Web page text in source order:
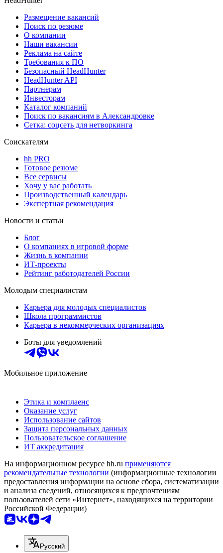
Размещение вакансий
Поиск по резюме
О компании
Наши вакансии
Реклама на сайте
Требования к ПО
Безопасный HeadHunter
HeadHunter API
Партнерам
Инвесторам
Каталог компаний
Поиск по вакансиям в Александровке
Сетка: соцсеть для нетворкинга
Соискателям
hh PRO
Готовое резюме
Все сервисы
Хочу у вас работать
Производственный календарь
Экспертная рекомендация
Новости и статьи
Блог
О компаниях в игровой форме
Жизнь в компании
ИТ-проекты
Рейтинг работодателей России
Молодым специалистам
Карьера для молодых специалистов
Школа программистов
Карьера в некоммерческих организациях
Боты для уведомлений
Мобильное приложение
Этика и комплаенс
Оказание услуг
Использование сайтов
Защита персональных данных
Пользовательское соглашение
ИТ аккредитация
На информационном ресурсе hh.ru применяются
рекомендательные технологии (информационные технологии
предоставления информации на основе сбора, систематизации
и анализа сведений, относящихся к предпочтениям
пользователей сети «Интернет», находящихся на территории
Российской Федерации)
Русский